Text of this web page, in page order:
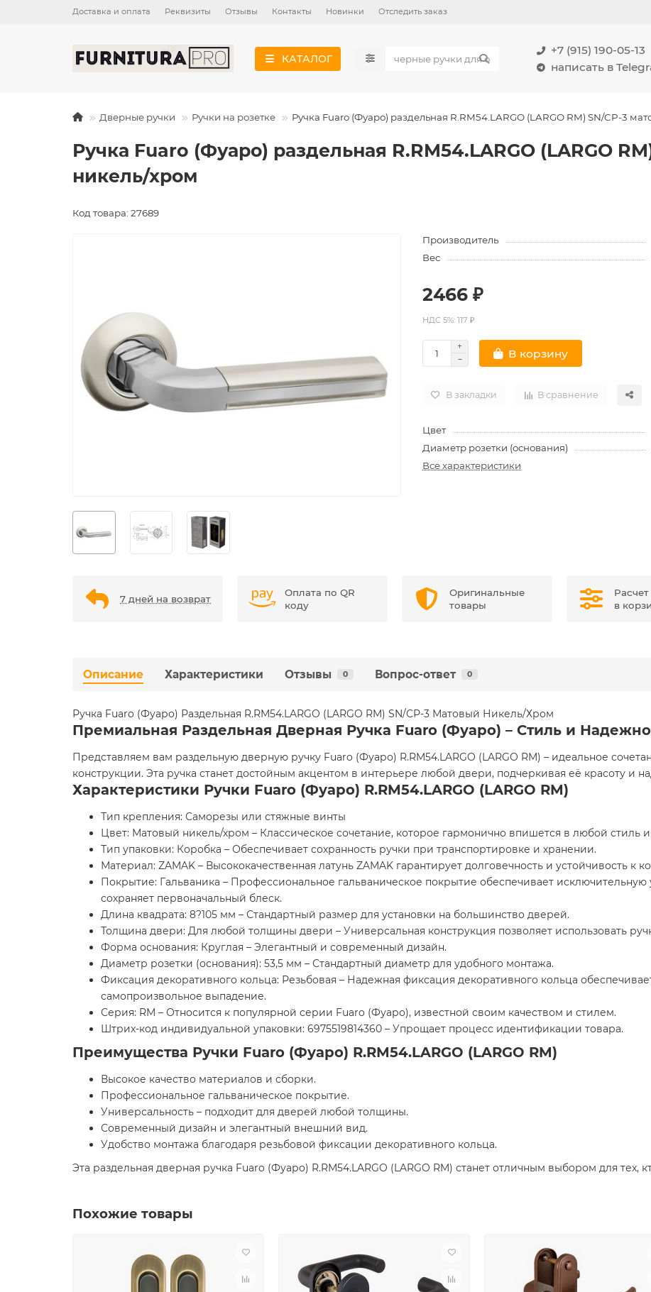
Доставка и оплата Реквизиты Отзывы Контакты Новинки Отследить заказ
КАТАЛОГ
+7 (915) 190-05-13
написать в
Дверные ручки Ручки на розетке Ручка Fuaro (Фуаро) раздельная R.RM54.LARGO (LARGO RM) SN/CP-3
Ручка Fuaro (Фуаро) раздельная R.RM54.LARGO (LARGO
никель/хром
Код товара: 27689
Производитель
Вес
2466 ₽
НДС 5%: 117 ₽
В корзину
В закладки В сравнение
Цвет
Диаметр розетки (основания)
Все характеристики
7 дней на возврат
Оплата по QR
коду
Оригинальные
товары
в
Описание Характеристики Отзывы 0 Вопрос-ответ 0
Ручка Fuaro (Фуаро) Раздельная R.RM54.LARGO (LARGO RM) SN/CP-3 Матовый Никель/Хром
Премиальная Раздельная Дверная Ручка Fuaro (Фуаро) – Стиль и
Представляем вам раздельную дверную ручку Fuaro (Фуаро) R.RM54.LARGO (LARGO RM) – идеальное
конструкции. Эта ручка станет достойным акцентом в интерьере любой двери, подчеркивая её красоту и
Характеристики Ручки Fuaro (Фуаро) R.RM54.LARGO (LARGO RM)
Тип крепления: Саморезы или стяжные винты
Цвет: Матовый никель/хром – Классическое сочетание, которое гармонично впишется в любой стиль
Тип упаковки: Коробка – Обеспечивает сохранность ручки при транспортировке и хранении.
Материал: ZAMAK – Высококачественная латунь ZAMAK гарантирует долговечность и устойчивость к
Покрытие: Гальваника – Профессиональное гальваническое покрытие обеспечивает
сохраняет первоначальный блеск.
Длина квадрата: 8?105 мм – Стандартный размер для установки на большинство дверей.
Толщина двери: Для любой толщины двери – Универсальная конструкция позволяет использовать
Форма основания: Круглая – Элегантный и современный дизайн.
Диаметр розетки (основания): 53,5 мм – Стандартный диаметр для удобного монтажа.
Фиксация декоративного кольца: Резьбовая – Надежная фиксация декоративного кольца
самопроизвольное выпадение.
Серия: RM – Относится к популярной серии Fuaro (Фуаро), известной своим качеством и стилем.
Штрих-код индивидуальной упаковки: 6975519814360 – Упрощает процесс идентификации товара.
Преимущества Ручки Fuaro (Фуаро) R.RM54.LARGO (LARGO RM)
Высокое качество материалов и сборки.
Профессиональное гальваническое покрытие.
Универсальность – подходит для дверей любой толщины.
Современный дизайн и элегантный внешний вид.
Удобство монтажа благодаря резьбовой фиксации декоративного кольца.
Эта раздельная дверная ручка Fuaro (Фуаро) R.RM54.LARGO (LARGO RM) станет отличным выбором для тех,
Похожие товары